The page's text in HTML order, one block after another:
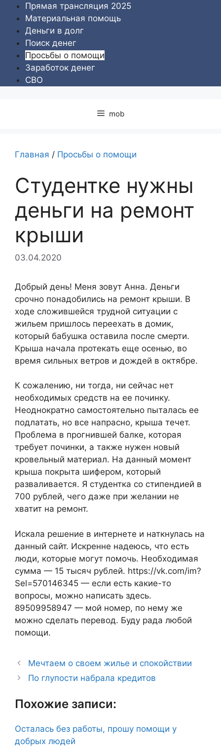
Перейти
содержимому
Прямая трансляция 2025
Материальная помощь
Деньги в долг
Поиск денег
Просьбы о помощи
Заработок денег
СВО
mob
Главная / Просьбы о помощи
Студентке нужны
деньги на ремонт
крыши
03.04.2020
Добрый день! Меня зовут Анна. Деньги
срочно понадобились на ремонт крыши. В
ходе сложившейся трудной ситуации с
жильем пришлось переехать в домик,
который бабушка оставила после смерти.
Крыша начала протекать еще осенью, во
время сильных ветров и дождей в октябре.
К сожалению, ни тогда, ни сейчас нет
необходимых средств на ее починку.
Неоднократно самостоятельно пыталась ее
подлатать, но все напрасно, крыша течет.
Проблема в прогнившей балке, которая
требует починки, а также нужен новый
кровельный материал. На данный момент
крыша покрыта шифером, который
разваливается. Я студентка со стипендией в
700 рублей, чего даже при желании не
хватит на ремонт.
Искала решение в интернете и наткнулась на
данный сайт. Искренне надеюсь, что есть
люди, которые могут помочь. Необходимая
сумма — 15 тысяч рублей. https://vk.com/im?
Sel=570146345 — если есть какие-то
вопросы, можно написать здесь.
89509958947 — мой номер, по нему же
можно сделать перевод. Буду рада любой
помощи.
Мечтаем о своем жилье и спокойствии
По глупости набрала кредитов
Похожие записи:
Осталась без работы, прошу помощи у
добрых людей